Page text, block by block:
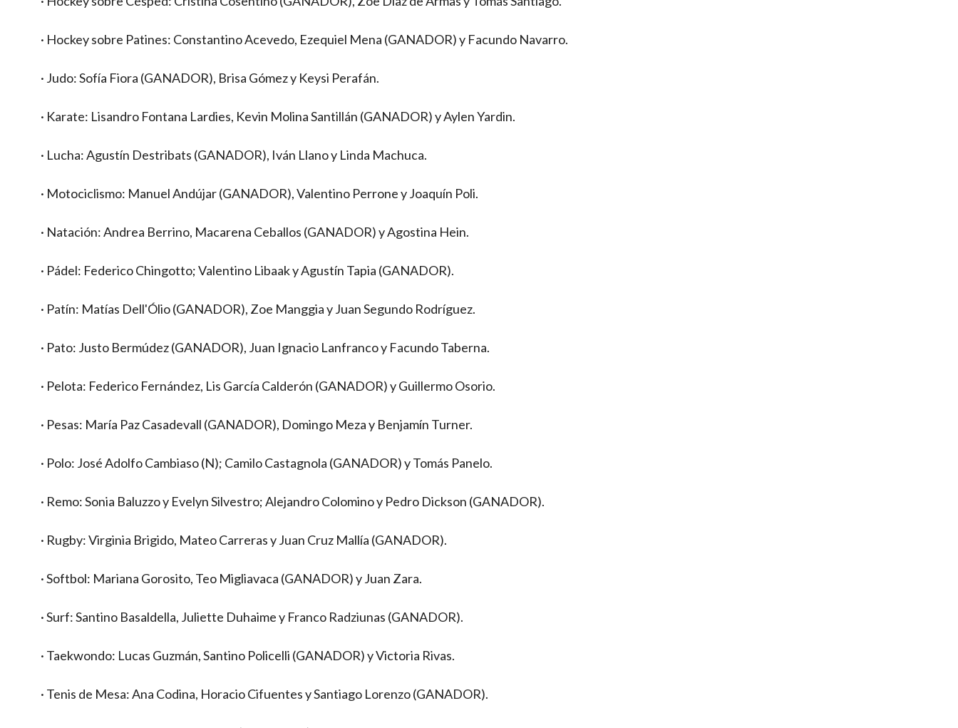
· Hockey sobre Patines: Constantino Acevedo, Ezequiel Mena (GANADOR) y Facundo Navarro.
· Judo: Sofía Fiora (GANADOR), Brisa Gómez y Keysi Perafán.
· Karate: Lisandro Fontana Lardies, Kevin Molina Santillán (GANADOR) y Aylen Yardin.
· Lucha: Agustín Destribats (GANADOR), Iván Llano y Linda Machuca.
· Motociclismo: Manuel Andújar (GANADOR), Valentino Perrone y Joaquín Poli.
· Natación: Andrea Berrino, Macarena Ceballos (GANADOR) y Agostina Hein.
· Pádel: Federico Chingotto; Valentino Libaak y Agustín Tapia (GANADOR).
· Patín: Matías Dell'Ólio (GANADOR), Zoe Manggia y Juan Segundo Rodríguez.
· Pato: Justo Bermúdez (GANADOR), Juan Ignacio Lanfranco y Facundo Taberna.
· Pelota: Federico Fernández, Lis García Calderón (GANADOR) y Guillermo Osorio.
· Pesas: María Paz Casadevall (GANADOR), Domingo Meza y Benjamín Turner.
· Polo: José Adolfo Cambiaso (N); Camilo Castagnola (GANADOR) y Tomás Panelo.
· Remo: Sonia Baluzzo y Evelyn Silvestro; Alejandro Colomino y Pedro Dickson (GANADOR).
· Rugby: Virginia Brigido, Mateo Carreras y Juan Cruz Mallía (GANADOR).
· Softbol: Mariana Gorosito, Teo Migliavaca (GANADOR) y Juan Zara.
· Surf: Santino Basaldella, Juliette Duhaime y Franco Radziunas (GANADOR).
· Taekwondo: Lucas Guzmán, Santino Policelli (GANADOR) y Victoria Rivas.
· Tenis de Mesa: Ana Codina, Horacio Cifuentes y Santiago Lorenzo (GANADOR).